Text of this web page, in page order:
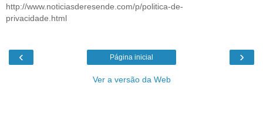
http://www.noticiasderesende.com/p/politica-de-
privacidade.html
‹ ›
Página inicial
Ver a versão da Web